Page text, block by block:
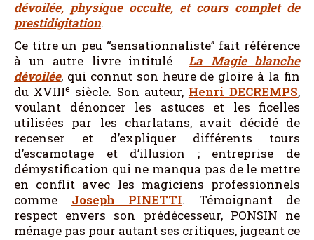
dévoilée, physique occulte, et cours complet de
prestidigitation.
Ce titre un peu “sensationnaliste” fait référence
à un autre livre intitulé La Magie blanche
dévoilée, qui connut son heure de gloire à la fin
du XVIIIe siècle. Son auteur, Henri DECREMPS,
voulant dénoncer les astuces et les ficelles
utilisées par les charlatans, avait décidé de
recenser et d’expliquer différents tours
d’escamotage et d’illusion ; entreprise de
démystification qui ne manqua pas de le mettre
en conflit avec les magiciens professionnels
comme Joseph PINETTI. Témoignant de
respect envers son prédécesseur, PONSIN ne
ménage pas pour autant ses critiques, jugeant ce